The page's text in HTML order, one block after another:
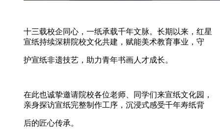
十三载校企同心，一纸承载千年文脉。长期以来，红星
宣纸持续深耕院校文化共建，赋能美术教育事业，守
护宣纸非遗技艺，助力青年书画人才成长。
在此也诚挚邀请院校各位老师、同学们来宣纸文化园，
亲身探访宣纸完整制作工序，沉浸式感受千年寿纸背
后的匠心传承。